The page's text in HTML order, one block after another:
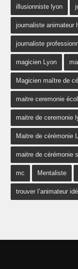
illusionniste lyon
journaliste animateur
journaliste
magicien Lyon
Magicien maître de
maitre ceremonie
maitre de ceremonie
Maitre de cérémonie
maitre de cérémonie
mc Mentaliste
trouver l’animateur